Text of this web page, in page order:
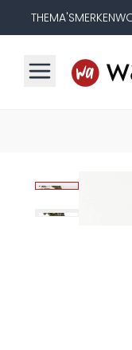
THEMA'SMERKEN